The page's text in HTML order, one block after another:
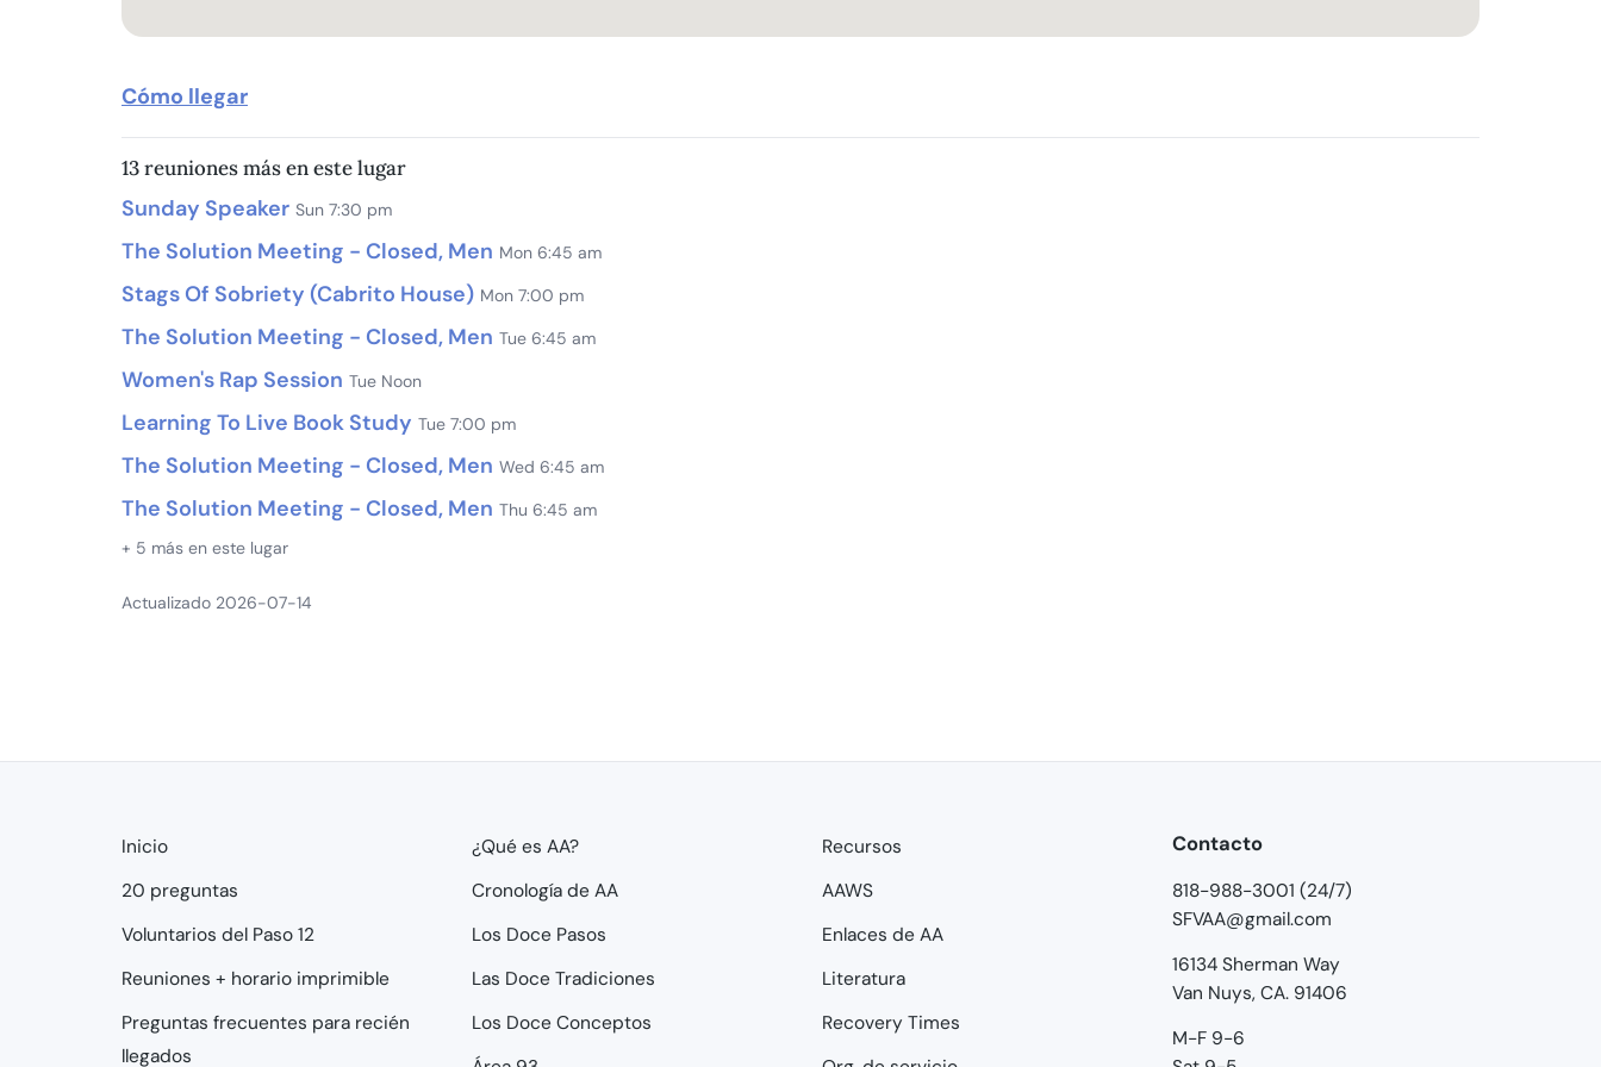
Cómo llegar
13 reuniones más en este lugar
Sunday Speaker Sun 7:30 pm
The Solution Meeting - Closed, Men Mon 6:45 am
Stags Of Sobriety (Cabrito House) Mon 7:00 pm
The Solution Meeting - Closed, Men Tue 6:45 am
Women's Rap Session Tue Noon
Learning To Live Book Study Tue 7:00 pm
The Solution Meeting - Closed, Men Wed 6:45 am
The Solution Meeting - Closed, Men Thu 6:45 am
+ 5 más en este lugar
Actualizado 2026-07-14
Inicio
20 preguntas
Voluntarios del Paso 12
Reuniones + horario imprimible
Preguntas frecuentes para recién
llegados
¿Qué es AA?
Cronología de AA
Los Doce Pasos
Las Doce Tradiciones
Los Doce Conceptos
Recursos
AAWS
Enlaces de AA
Literatura
Recovery Times
Contacto
818-988-3001 (24/7)
SFVAA@gmail.com
16134 Sherman Way
Van Nuys, CA. 91406
M-F 9-6